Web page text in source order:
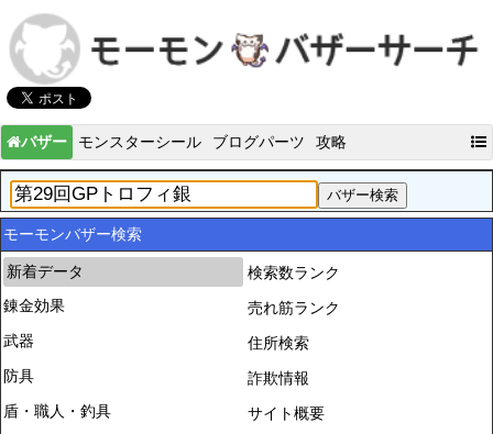
バザー モンスターシール ブログパーツ 攻略
モーモンバザー検索
新着データ
錬金効果
武器
防具
盾・職人・釣具
検索数ランク
売れ筋ランク
住所検索
詐欺情報
サイト概要